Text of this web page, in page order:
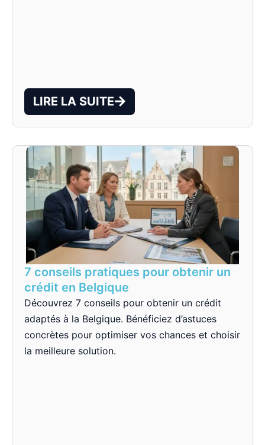
LIRE LA SUITE
7 conseils pratiques pour obtenir un
crédit en Belgique
Découvrez 7 conseils pour obtenir un crédit
adaptés à la Belgique. Bénéficiez d’astuces
concrètes pour optimiser vos chances et choisir
la meilleure solution.